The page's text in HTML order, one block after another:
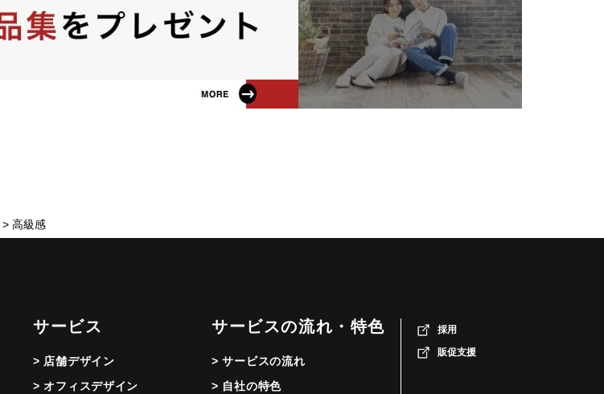
> 高級感
サービス
> 店舗デザイン
> オフィスデザイン
サービスの流れ・特色
> サービスの流れ
> 自社の特色
採用
販促支援